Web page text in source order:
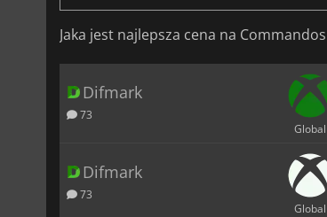
Jaka jest najlepsza cena na
Difmark
73
Global
Difmark
73
Global